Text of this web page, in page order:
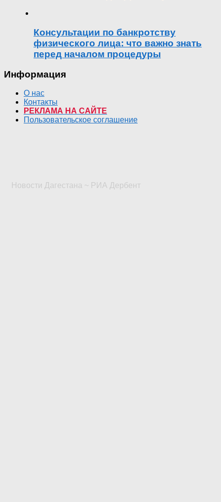
Консультации по банкротству
физического лица: что важно знать
перед началом процедуры
Информация
О нас
Контакты
РЕКЛАМА НА САЙТЕ
Пользовательское соглашение
Новости Дагестана ~ РИА Дербент